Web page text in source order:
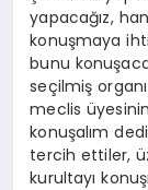
yapacağız,
konuşmaya
bunu
seçilmiş
meclis
konuşalım
tercih ettiler,
kurultayı